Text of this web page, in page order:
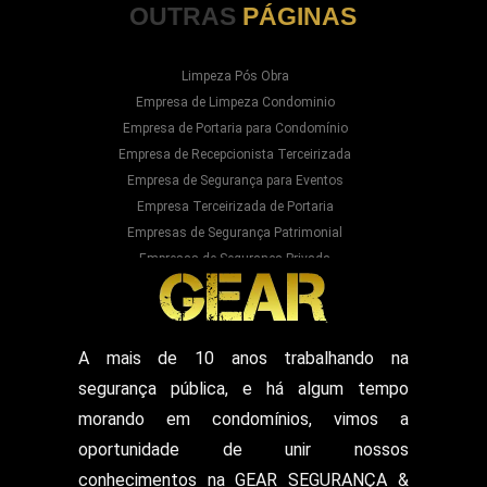
OUTRAS PÁGINAS
Limpeza Pós Obra
Empresa de Limpeza Condominio
Empresa de Portaria para Condomínio
Empresa de Recepcionista Terceirizada
Empresa de Segurança para Eventos
Empresa Terceirizada de Portaria
Empresas de Segurança Patrimonial
Empresas de Segurança Privada
Empresas Prestadoras de Serviços para
Condominios
Empresas Prestadoras de Serviços para Prédios
Prestação de Serviços de Recepção
Recepcionista Terceirizada
Segurança Particular Armado
Segurança Patrimonial E Monitoramento
Segurança Patrimonial em Hospitais
A mais de 10 anos trabalhando na
segurança pública, e há algum tempo
morando em condomínios, vimos a
oportunidade de unir nossos
conhecimentos na GEAR SEGURANÇA &